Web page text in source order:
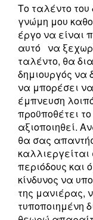
Το ταλέντο του
γνώμη μου
έργο να είναι
αυτό να
ταλέντο, θα
δημιουργός να
να μπορέσει να
έμπνευση
προϋποθέτει
αξιοποιηθεί.
θα σας
καλλιεργείται
περιόδους και
κίνδυνος να
της μανιέρας,
τυποποιημένη